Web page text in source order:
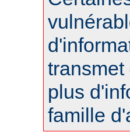
plus
famille